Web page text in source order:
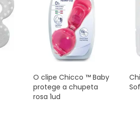
O clipe Chicco ™ Baby
protege a chupeta
rosa 1ud